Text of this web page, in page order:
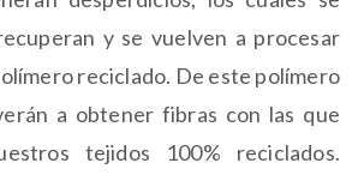
y se vuelven a procesar
reciclado. De este polímero
a obtener fibras con las que
tejidos 100% reciclados.